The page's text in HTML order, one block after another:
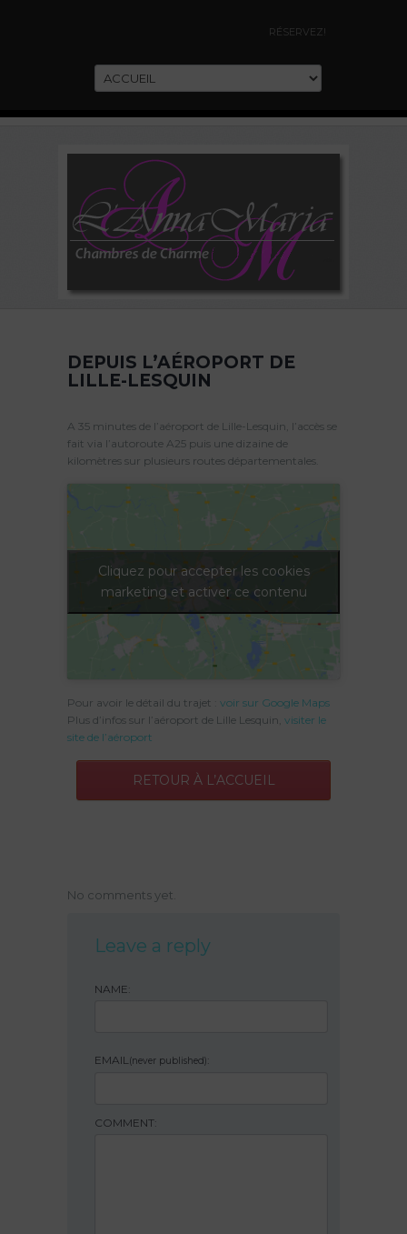
RÉSERVEZ!
DEPUIS L’AÉROPORT DE
LILLE-LESQUIN
A 35 minutes de l’aéroport de Lille-Lesquin, l’accès se
fait via l’autoroute A25 puis une dizaine de
kilomètres sur plusieurs routes départementales.
Cliquez pour accepter les cookies
marketing et activer ce contenu
Pour avoir le détail du trajet : voir sur Google Maps
Plus d’infos sur l’aéroport de Lille Lesquin, visiter le
site de l’aéroport
RETOUR À L’ACCUEIL
No comments yet.
Leave a reply
NAME:
EMAIL(never published):
COMMENT: